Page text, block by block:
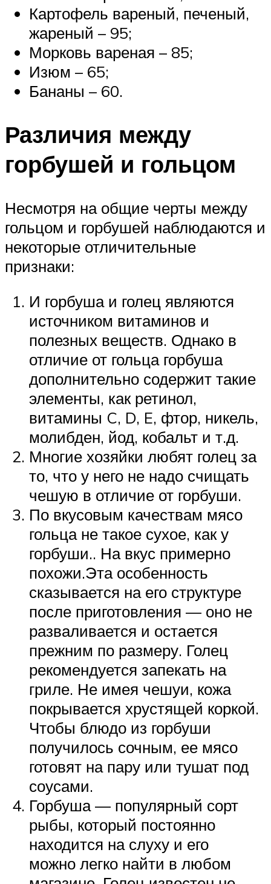
Картофель вареный, печеный,
жареный – 95;
Морковь вареная – 85;
Изюм – 65;
Бананы – 60.
Различия между
горбушей и гольцом
Несмотря на общие черты между
гольцом и горбушей наблюдаются и
некоторые отличительные
признаки:
И горбуша и голец являются
источником витаминов и
полезных веществ. Однако в
отличие от гольца горбуша
дополнительно содержит такие
элементы, как ретинол,
витамины C, D, E, фтор, никель,
молибден, йод, кобальт и т.д.
Многие хозяйки любят голец за
то, что у него не надо счищать
чешую в отличие от горбуши.
По вкусовым качествам мясо
гольца не такое сухое, как у
горбуши.. На вкус примерно
похожи.Эта особенность
сказывается на его структуре
после приготовления — оно не
разваливается и остается
прежним по размеру. Голец
рекомендуется запекать на
гриле. Не имея чешуи, кожа
покрывается хрустящей коркой.
Чтобы блюдо из горбуши
получилось сочным, ее мясо
готовят на пару или тушат под
соусами.
Горбуша — популярный сорт
рыбы, который постоянно
находится на слуху и его
можно легко найти в любом